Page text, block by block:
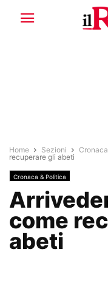
Home Sezioni
recuperare gli abeti
Cronaca & Politica
come
abeti